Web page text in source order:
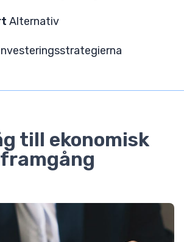
Alternativ
till ekonomisk
framgång